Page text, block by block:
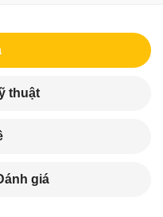
thuật
giá